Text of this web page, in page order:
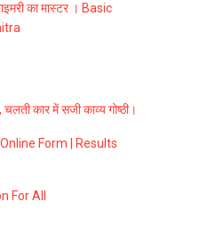
का मास्टर । Basic
चलती कार में सजी काव्य गोष्ठी।
Form | Results
For All